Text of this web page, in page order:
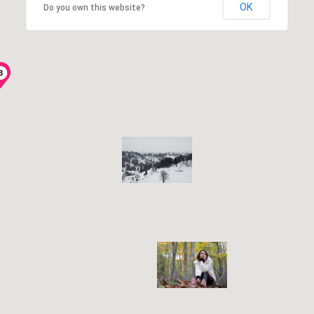
Do you own this website? OK